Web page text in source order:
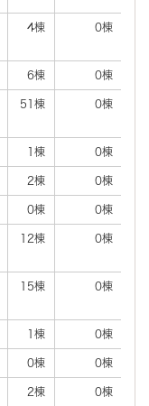
4棟 0棟
6棟 0棟
51棟 0棟
1棟 0棟
2棟 0棟
0棟 0棟
12棟 0棟
15棟 0棟
1棟 0棟
0棟 0棟
2棟 0棟